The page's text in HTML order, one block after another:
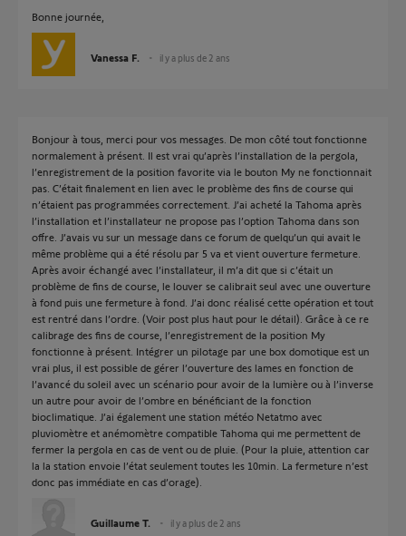
Bonne journée,
Vanessa F. il y a plus de 2 ans
Bonjour à tous, merci pour vos messages. De mon côté tout fonctionne
normalement à présent. Il est vrai qu’après l’installation de la pergola,
l’enregistrement de la position favorite via le bouton My ne fonctionnait
pas. C’était finalement en lien avec le problème des fins de course qui
n’étaient pas programmées correctement. J’ai acheté la Tahoma après
l’installation et l’installateur ne propose pas l’option Tahoma dans son
offre. J’avais vu sur un message dans ce forum de quelqu’un qui avait le
même problème qui a été résolu par 5 va et vient ouverture fermeture.
Après avoir échangé avec l’installateur, il m’a dit que si c’était un
problème de fins de course, le louver se calibrait seul avec une ouverture
à fond puis une fermeture à fond. J’ai donc réalisé cette opération et tout
est rentré dans l’ordre. (Voir post plus haut pour le détail). Grâce à ce re
calibrage des fins de course, l’enregistrement de la position My
fonctionne à présent. Intégrer un pilotage par une box domotique est un
vrai plus, il est possible de gérer l’ouverture des lames en fonction de
l’avancé du soleil avec un scénario pour avoir de la lumière ou à l’inverse
un autre pour avoir de l’ombre en bénéficiant de la fonction
bioclimatique. J’ai également une station météo Netatmo avec
pluviomètre et anémomètre compatible Tahoma qui me permettent de
fermer la pergola en cas de vent ou de pluie. (Pour la pluie, attention car
la la station envoie l’état seulement toutes les 10min. La fermeture n’est
donc pas immédiate en cas d’orage).
Guillaume T. il y a plus de 2 ans